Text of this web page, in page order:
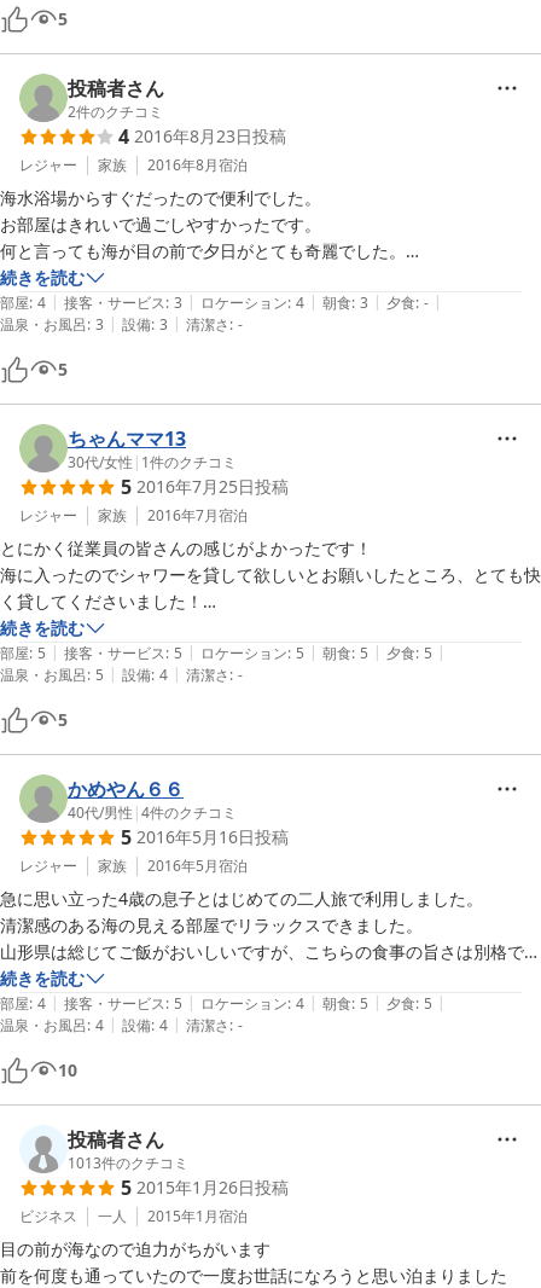
5
投稿者さん
2件のクチコミ
4 2016年8月23日投稿
レジャー 家族 2016年8月宿泊
海水浴場からすぐだったので便利でした。
お部屋はきれいで過ごしやすかったです。
何と言っても海が目の前で夕日がとても奇麗でした。
夕食は外食しましたが、お宿の周りに食事どころがないので要注意かも
しれません。
朝食はお刺身もあり美味しかったです。
またお世話になりたいお宿でした。
ありがとうございました。
続きを読む
部屋: 4 | 接客・サービス: 3 | ロケーション: 4 | 朝食: 3 | 夕食: - |
温泉・お風呂: 3 | 設備: 3 | 清潔さ: -
5
ちゃんママ13
30代/女性 | 1件のクチコミ
5 2016年7月25日投稿
レジャー 家族 2016年7月宿泊
とにかく従業員の皆さんの感じがよかったです！
海に入ったのでシャワーを貸して欲しいとお願いしたところ、とても快
く貸してくださいました！
お食事もロケーションも本当によかったです！ただ、１つだけ難を言え
ば、お部屋までの階段が急で危なかった事ぐらいですかね。
でも、最初から最後まで親切に接していただき本当にここにしてよかっ
たなと思いました！また縁がありましたら利用したいと思えるお宿で
す！
続きを読む
部屋: 5 | 接客・サービス: 5 | ロケーション: 5 | 朝食: 5 | 夕食: 5 |
温泉・お風呂: 5 | 設備: 4 | 清潔さ: -
5
かめやん６６
40代/男性 |4件のクチコミ
5 2016年5月16日投稿
レジャー 家族 2016年5月宿泊
急に思い立った4歳の息子とはじめての二人旅で利用しました。
清潔感のある海の見える部屋でリラックスできました。
山形県は総じてご飯がおいしいですが、こちらの食事の旨さは別格でし
た。鮮度が違うのはもちろんのこと、味付けも上品でおなかいっぱい御
馳走になりました。特にお刺身！今まで食べた事が無いくらいのおいし
さ！いつもなら小食な息子も「うまいうまい」と子供用の”お子様ラン
チ”に満足している様子でした。
朝は早起きして、漁師体験をさせてもらいました。観光イベント的な網
挽を想像していましたが、本物の漁への同行となり緊張しましたが、驚
きの体験が出来ました。息子はカモメにお魚をあげることが出来たのが
楽しかったと言っていました。
次回は家族で料理を楽しみに行きたいと思います。お世話になりまし
続きを読む
部屋: 4 | 接客・サービス: 5 | ロケーション: 4 | 朝食: 5 | 夕食: 5 |
温泉・お風呂: 4 | 設備: 4 | 清潔さ: -
10
投稿者さん
1013件のクチコミ
5 2015年1月26日投稿
ビジネス 一人 2015年1月宿泊
目の前が海なので迫力がちがいます
前を何度も通っていたので一度お世話になろうと思い泊まりました